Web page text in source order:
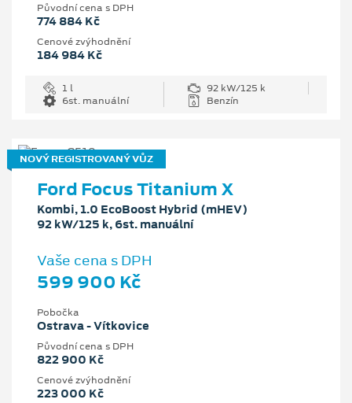
Původní cena s DPH
774 884 Kč
Cenové zvýhodnění
184 984 Kč
1 l
92 kW/125 k
6st. manuální
Benzín
NOVÝ REGISTROVANÝ VŮZ
Ford Focus Titanium X
Kombi, 1.0 EcoBoost Hybrid (mHEV)
92 kW/125 k, 6st. manuální
Vaše cena s DPH
599 900 Kč
Pobočka
Ostrava - Vítkovice
Původní cena s DPH
822 900 Kč
Cenové zvýhodnění
223 000 Kč